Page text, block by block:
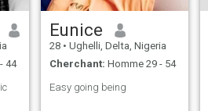
44
Eunice
28 • Ughelli, Delta, Nigeria
Cherchant: Homme 29 - 54
Easy going being